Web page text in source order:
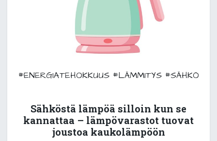
#ENERGIATEHOKKUUS #LÄMMITYS #SÄHKÖ
Sähköstä lämpöä silloin kun se
kannattaa – lämpövarastot tuovat
joustoa kaukolämpöön